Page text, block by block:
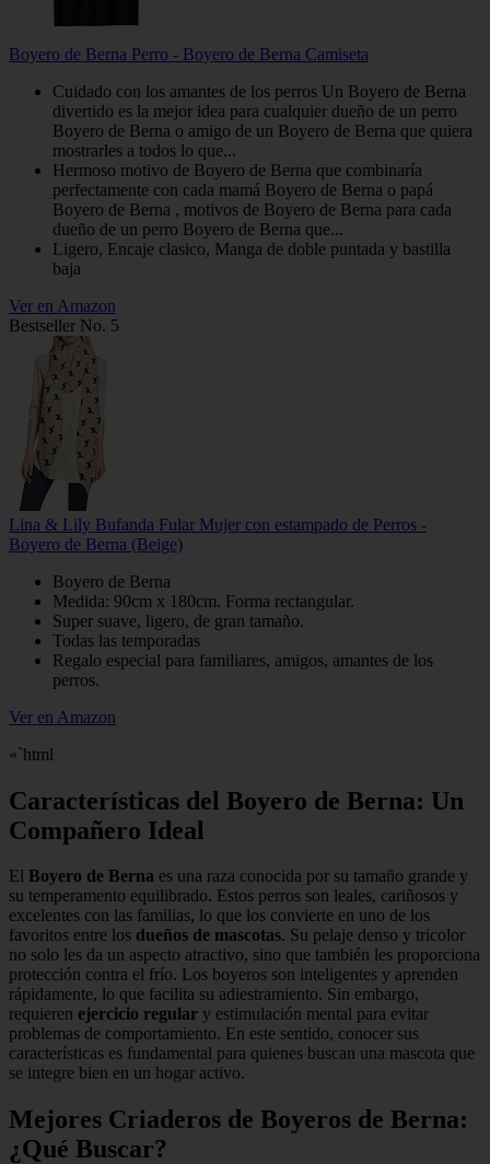
Boyero de Berna Perro - Boyero de Berna Camiseta
Cuidado con los amantes de los perros Un Boyero de Berna
divertido es la mejor idea para cualquier dueño de un perro
Boyero de Berna o amigo de un Boyero de Berna que quiera
mostrarles a todos lo que...
Hermoso motivo de Boyero de Berna que combinaría
perfectamente con cada mamá Boyero de Berna o papá
Boyero de Berna , motivos de Boyero de Berna para cada
dueño de un perro Boyero de Berna que...
Ligero, Encaje clasico, Manga de doble puntada y bastilla
baja
Ver en Amazon
Bestseller No. 5
Lina & Lily Bufanda Fular Mujer con estampado de Perros -
Boyero de Berna (Beige)
Boyero de Berna
Medida: 90cm x 180cm. Forma rectangular.
Super suave, ligero, de gran tamaño.
Todas las temporadas
Regalo especial para familiares, amigos, amantes de los
perros.
Ver en Amazon
«`html
Características del Boyero de Berna: Un
Compañero Ideal
El Boyero de Berna es una raza conocida por su tamaño grande y
su temperamento equilibrado. Estos perros son leales, cariñosos y
excelentes con las familias, lo que los convierte en uno de los
favoritos entre los dueños de mascotas. Su pelaje denso y tricolor
no solo les da un aspecto atractivo, sino que también les proporciona
protección contra el frío. Los boyeros son inteligentes y aprenden
rápidamente, lo que facilita su adiestramiento. Sin embargo,
requieren ejercicio regular y estimulación mental para evitar
problemas de comportamiento. En este sentido, conocer sus
características es fundamental para quienes buscan una mascota que
se integre bien en un hogar activo.
Mejores Criaderos de Boyeros de Berna:
¿Qué Buscar?